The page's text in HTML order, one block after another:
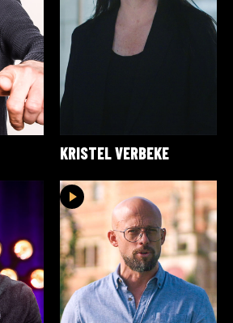
KRISTEL VERBEKE